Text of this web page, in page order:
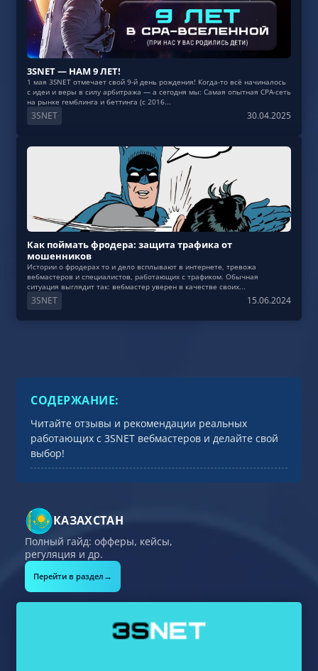
3SNET — НАМ 9 ЛЕТ!
1 мая 3SNET отмечает свой 9-й день рождения! Когда-то всё начиналось
с идеи и веры в силу арбитража — а сегодня мы: Самая опытная CPA-сеть
на рынке гемблинга и беттинга (с 2016...
3SNET 30.04.2025
Как поймать фродера: защита трафика от
мошенников
Истории о фродерах то и дело всплывают в интернете, тревожа
вебмастеров и специалистов, работающих с трафиком. Обычная
ситуация выглядит так: вебмастер уверен в качестве своих...
3SNET 15.06.2024
СОДЕРЖАНИЕ:
Читайте отзывы и рекомендации реальных
работающих c 3SNET вебмастеров и делайте свой
выбор!
КАЗАХСТАН
Полный гайд: офферы, кейсы,
регуляция и др.
Перейти в раздел →